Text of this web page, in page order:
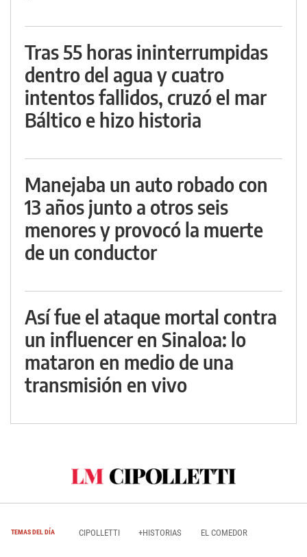
Tras 55 horas ininterrumpidas
dentro del agua y cuatro
intentos fallidos, cruzó el mar
Báltico e hizo historia
Manejaba un auto robado con
13 años junto a otros seis
menores y provocó la muerte
de un conductor
Así fue el ataque mortal contra
un influencer en Sinaloa: lo
mataron en medio de una
transmisión en vivo
TEMAS DEL DÍA CIPOLLETTI +HISTORIAS EL COMEDOR